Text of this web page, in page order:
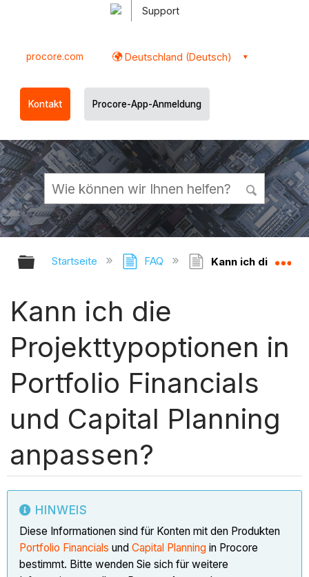
Support
procore.com Deutschland (Deutsch)
Kontakt Procore-App-Anmeldung
Globale Hierarchie auf- und
Startseite FAQ Kann ich die
Kann ich die
Projekttypoptionen in
Portfolio Financials
und Capital Planning
anpassen?
HINWEIS
Diese Informationen sind für Konten mit den Produkten
Portfolio Financials undCapital Planning in Procore
bestimmt. Bitte wenden Sie sich für weitere